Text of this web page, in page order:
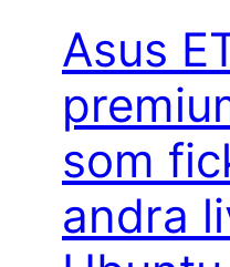
Asus
som
andra